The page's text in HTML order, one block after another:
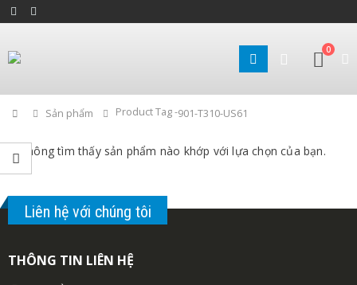
0
Home
Sản phẩm Product Tag -901-T310-US61
Không tìm thấy sản phẩm nào khớp với lựa chọn của bạn.
Liên hệ với chúng tôi
THÔNG TIN LIÊN HỆ